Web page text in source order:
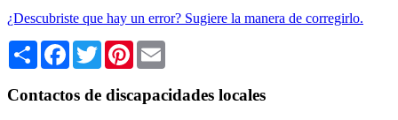
¿Descubriste que hay un error? Sugiere la manera de corregirlo.
Share Facebook
TwitterPinterest
Contactos de discapacidades locales